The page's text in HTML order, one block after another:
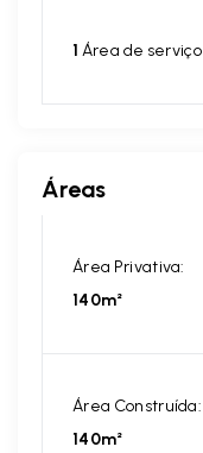
1 Área de serviço
Áreas
Área Privativa:
140m²
Área Construída:
140m²